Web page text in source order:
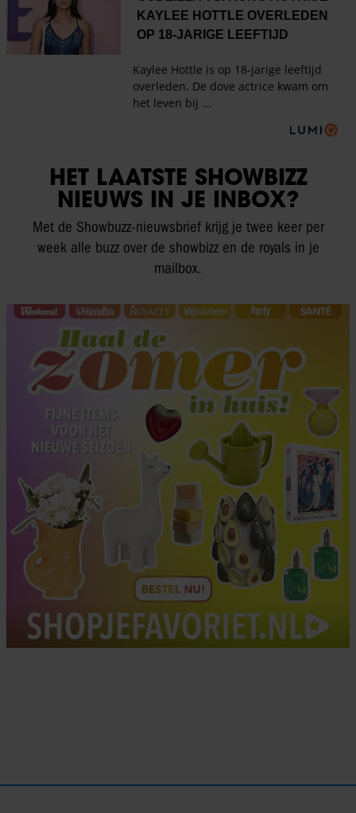
HET LAATSTE SHOWBIZZ
NIEUWS IN JE INBOX?
Met de Showbuzz-nieuwsbrief krijg je twee keer per
week alle buzz over de showbizz en de royals in je
mailbox.